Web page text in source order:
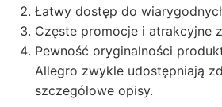
Łatwy dostęp do
Częste promocje i atrakcyjne
Pewność oryginalności
Allegro zwykle udostępniają
szczegółowe opisy.